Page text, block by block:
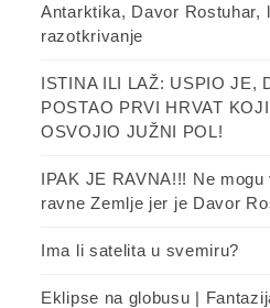
Antarktika, Davor Rostuhar,
razotkrivanje
ISTINA ILI LAŽ: USPIO JE,
POSTAO PRVI HRVAT
OSVOJIO JUŽNI POL!
IPAK JE RAVNA!!! Ne
ravne Zemlje jer je Davor
Ima li satelita u svemiru?
Eklipse na globusu |